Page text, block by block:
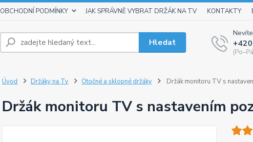
OBCHODNÍ PODMÍNKY JAK SPRÁVNĚ VYBRAT DRŽÁK NA TV KONTAKTY
Hledat
Úvod Držáky na Tv Otočné a sklopné držáky Držák monitoru TV s
Držák monitoru TV s nastavením